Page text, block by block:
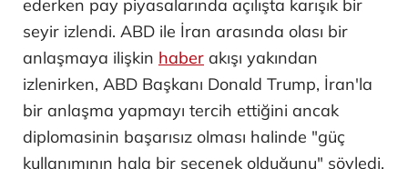
ederken pay piyasalarında açılışta karışık bir
seyir izlendi. ABD ile İran arasında olası bir
anlaşmaya ilişkin haber akışı yakından
izlenirken, ABD Başkanı Donald Trump, İran'la
bir anlaşma yapmayı tercih ettiğini ancak
diplomasinin başarısız olması halinde "güç
kullanımının hala bir seçenek olduğunu" söyledi.